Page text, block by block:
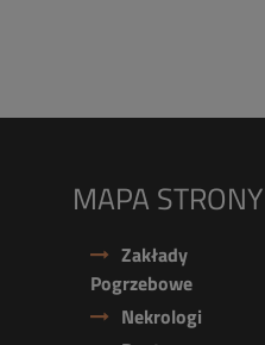
MAPA STRONY
Zakłady
Pogrzebowe
Nekrologi